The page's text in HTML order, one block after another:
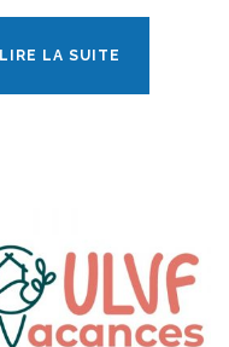
LIRE LA SUITE